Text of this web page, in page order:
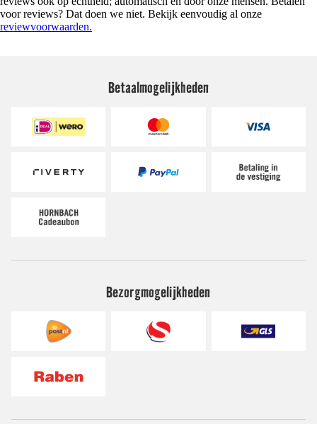
voor reviews? Dat doen we niet. Bekijk eenvoudig al onze
reviewvoorwaarden.
Betaalmogelijkheden
Bezorgmogelijkheden